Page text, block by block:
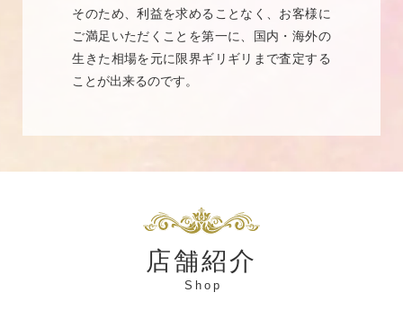
そのため、利益を求めることなく、お客様に
ご満足いただくことを第一に、国内・海外の
生きた相場を元に限界ギリギリまで査定する
ことが出来るのです。
店舗紹介
Shop